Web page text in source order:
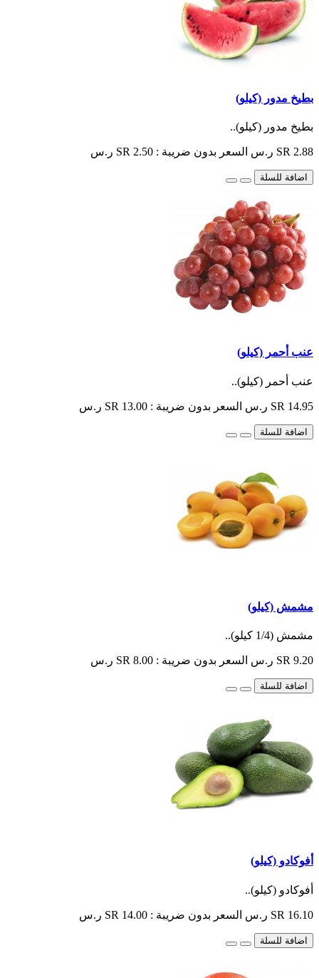
بطيخ مدور (كيلو)
بطيخ مدور (كيلو)..
SR 2.88 ر.س السعر بدون ضريبة : SR 2.50 ر.س
اضافة للسلة
عنب أحمر (كيلو)
عنب أحمر (كيلو)..
SR 14.95 ر.س السعر بدون ضريبة : SR 13.00 ر.س
اضافة للسلة
مشمش (كيلو)
مشمش (1/4 كيلو)..
SR 9.20 ر.س السعر بدون ضريبة : SR 8.00 ر.س
اضافة للسلة
أفوكادو (كيلو)
أفوكادو (كيلو)..
SR 16.10 ر.س السعر بدون ضريبة : SR 14.00 ر.س
اضافة للسلة